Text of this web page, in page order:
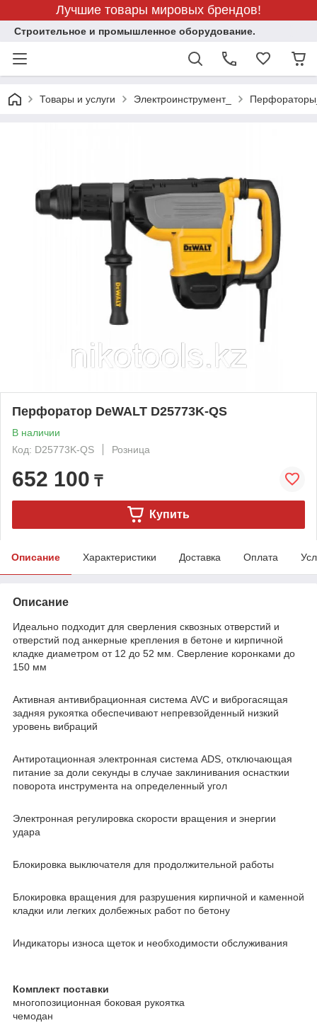
Лучшие товары мировых брендов!
Строительное и промышленное оборудование.
Товары и услуги Электроинструмент_
Перфоратор DeWALT D25773K-QS
В наличии
Код: D25773K-QS
Розница
652 100 ₸
Купить
Описание Характеристики Доставка Оплата
Описание
Идеально подходит для сверления сквозных отверстий и
отверстий под анкерные крепления в бетоне и кирпичной
кладке диаметром от 12 до 52 мм. Сверление коронками до
150 мм
Активная антивибрационная система AVC и виброгасящая
задняя рукоятка обеспечивают непревзойденный низкий
уровень вибраций
Антиротационная электронная система ADS, отключающая
питание за доли секунды в случае заклинивания оснасткии
поворота инструмента на определенный угол
Электронная регулировка скорости вращения и энергии
удара
Блокировка выключателя для продолжительной работы
Блокировка вращения для разрушения кирпичной и каменной
кладки или легких долбежных работ по бетону
Индикаторы износа щеток и необходимости обслуживания
Комплект поставки
многопозиционная боковая рукоятка
чемодан